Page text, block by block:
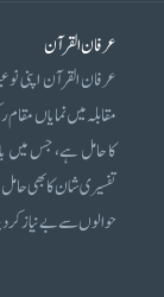
عرفان القرآن
عرفان القرآن اپنی
مقابلہ میں نمایاں
کا حامل ہے، جس میں
تفسیری شان کا بھی
حوالوں سے بے نیاز کر